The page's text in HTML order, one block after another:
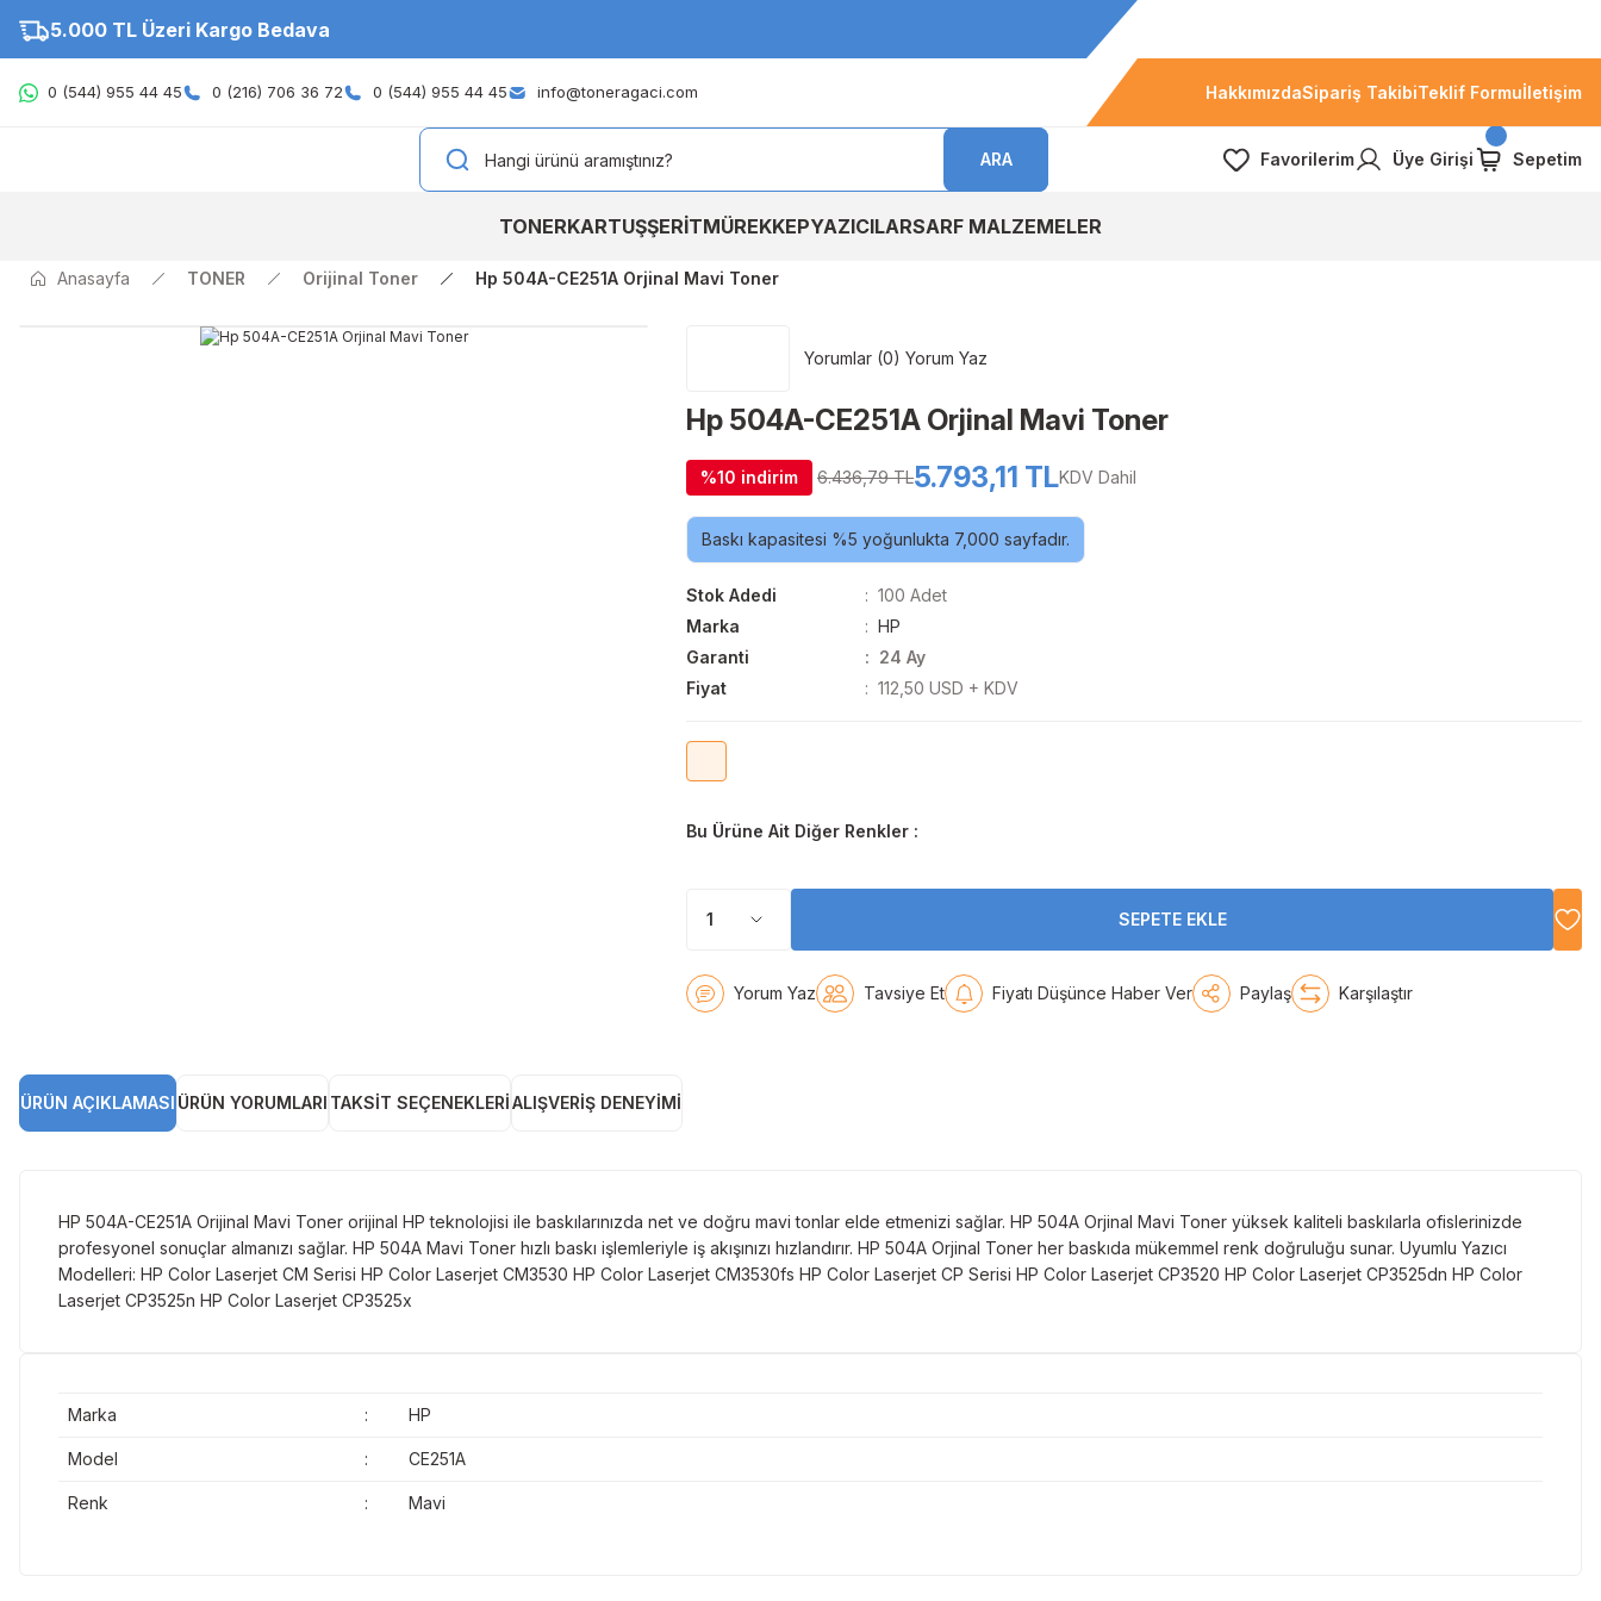
5.000 TL Üzeri Kargo Bedava
0 (544) 955 44 45 0 (216) 706 36 72 0 (544) 955 44 45 info@toneragaci.com HakkımızdaSipariş TakibiTeklif Formuİletişim
ARA Favorilerim Üye Girişi Sepetim
TONERKARTUŞŞERİTMÜREKKEPYAZICILARSARF MALZEMELER
Anasayfa TONER Orijinal Toner Hp 504A-CE251A Orjinal Mavi Toner
Yorumlar (0) Yorum Yaz
Hp 504A-CE251A Orjinal Mavi Toner
%10 indirim 6.436,79 TL5.793,11 TLKDV Dahil
Baskı kapasitesi %5 yoğunlukta 7,000 sayfadır.
Stok Adedi
100 Adet
Marka
HP
Garanti
24 Ay
Fiyat
112,50 USD + KDV
Bu Ürüne Ait Diğer Renkler :
SEPETE EKLE
Yorum Yaz Tavsiye Et Fiyatı Düşünce Haber Ver Paylaş Karşılaştır
ÜRÜN AÇIKLAMASI ÜRÜN YORUMLARI TAKSIT SEÇENEKLERIALIŞVERIŞ DENEYIMI
HP 504A-CE251A Orijinal Mavi Toner orijinal HP teknolojisi ile baskılarınızda net ve doğru mavi tonlar elde etmenizi sağlar. HP 504A Orjinal Mavi Toner yüksek kaliteli baskılarla ofislerinizde
profesyonel sonuçlar almanızı sağlar. HP 504A Mavi Toner hızlı baskı işlemleriyle iş akışınızı hızlandırır. HP 504A Orjinal Toner her baskıda mükemmel renk doğruluğu sunar. Uyumlu Yazıcı
Modelleri: HP Color Laserjet CM Serisi HP Color Laserjet CM3530 HP Color Laserjet CM3530fs HP Color Laserjet CP Serisi HP Color Laserjet CP3520 HP Color Laserjet CP3525dn HP Color
Laserjet CP3525n HP Color Laserjet CP3525x
Marka : HP
Model : CE251A
Renk : Mavi